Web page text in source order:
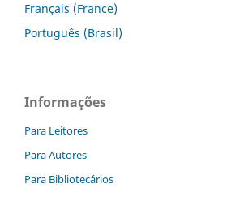
Français (France)
Português (Brasil)
Informações
Para Leitores
Para Autores
Para Bibliotecários